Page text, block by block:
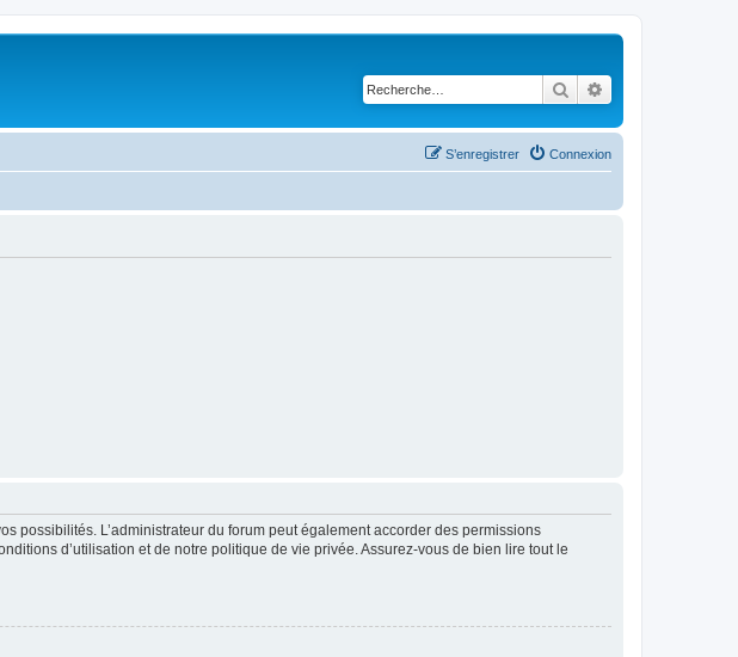
Rechercher
Connexion
S’enregistrer
possibilités. L’administrateur du forum peut également accorder des permissions
d’utilisation et de notre politique de vie privée. Assurez-vous de bien lire tout le